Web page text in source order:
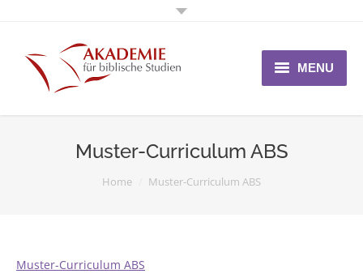
MENU
Über uns
FAQ
Muster-Curriculum ABS
Home Muster-Curriculum ABS
Muster-Curriculum ABS